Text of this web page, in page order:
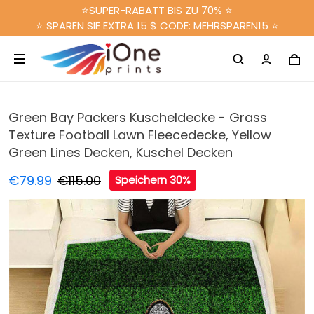
⭐SUPER-RABATT BIS ZU 70% ⭐
⭐ SPAREN SIE EXTRA 15 $ CODE: MEHRSPAREN15 ⭐
Green Bay Packers Kuscheldecke - Grass
Texture Football Lawn Fleecedecke, Yellow
Green Lines Decken, Kuschel Decken
€79.99 €115.00 Speichern 30%